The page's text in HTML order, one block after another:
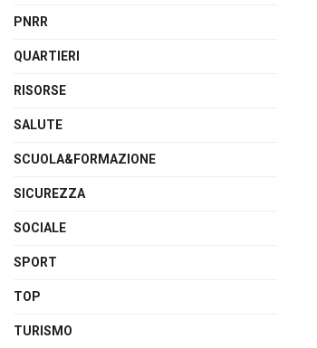
PNRR
QUARTIERI
RISORSE
SALUTE
SCUOLA&FORMAZIONE
SICUREZZA
SOCIALE
SPORT
TOP
TURISMO